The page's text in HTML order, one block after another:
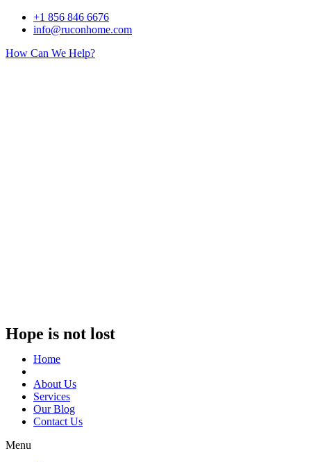
Skip
+1 856 846 6676
info@ruconhome.com
How Can We Help?
Hope is not lost
Home
About Us
Services
Our Blog
Contact Us
Menu